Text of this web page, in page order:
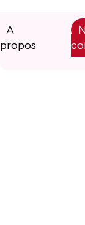
A
propos